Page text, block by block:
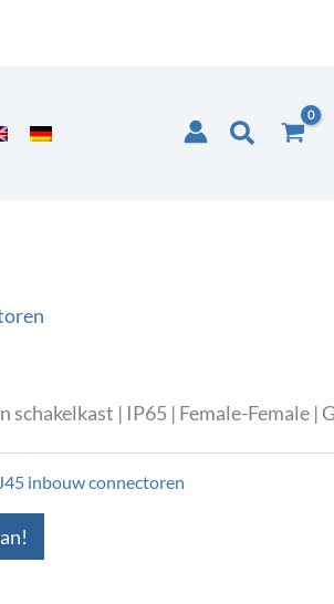
Zoeken
| IP65 | Female-Female |
inbouw connectoren